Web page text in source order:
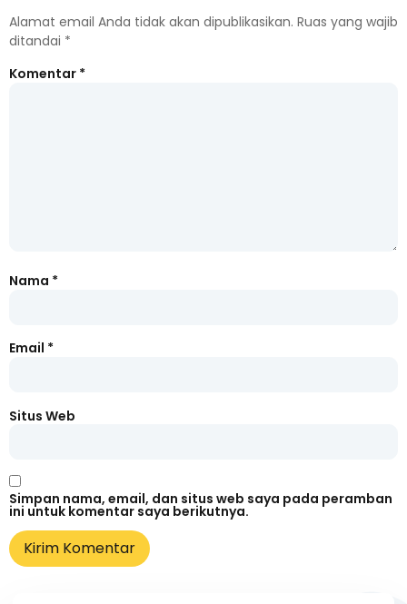
Alamat email Anda tidak akan dipublikasikan. Ruas yang wajib
ditandai *
Komentar *
Nama *
Email *
Situs Web
Simpan nama, email, dan situs web saya pada peramban
ini untuk komentar saya berikutnya.